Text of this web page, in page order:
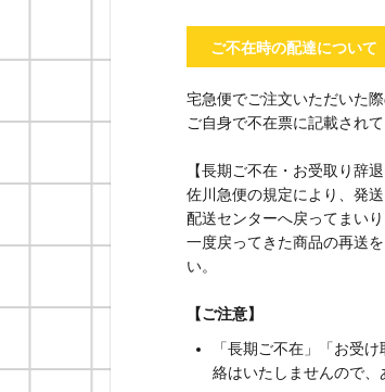
ご不在時の配達について
宅急便でご注文いただいた
ご自身で不在票に記載され
【長期ご不在・お受取り辞退
佐川急便の規定により、発
配送センターへ戻ってまいり
一度戻ってきた商品の再送
い。
【ご注意】
「長期ご不在」「お受
絡はいたしませんので、